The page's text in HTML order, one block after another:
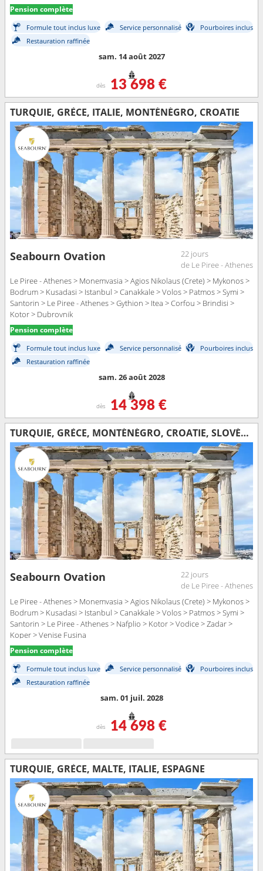
Pension complète
Formule tout inclus luxe Service personnalisé
Pourboires inclus
Restauration raffinée
sam. 14 août 2027
dès 13 698 €
TURQUIE, GRÈCE, ITALIE, MONTÉNÉGRO, CROATIE
Seabourn Ovation
22 jours
de Le Piree - Athenes
Le Piree - Athenes > Monemvasia > Agios Nikolaus (Crete) > Mykonos >
Bodrum > Kusadasi > Istanbul > Canakkale > Volos > Patmos > Symi >
Santorin > Le Piree - Athenes > Gythion > Itea > Corfou > Brindisi >
Kotor > Dubrovnik
Pension complète
Formule tout inclus luxe Service personnalisé
Pourboires inclus
Restauration raffinée
sam. 26 août 2028
dès 14 398 €
TURQUIE, GRÈCE, MONTÉNÉGRO, CROATIE, SLOVÉNIE, ITALIE
Seabourn Ovation
22 jours
de Le Piree - Athenes
Le Piree - Athenes > Monemvasia > Agios Nikolaus (Crete) > Mykonos >
Bodrum > Kusadasi > Istanbul > Canakkale > Volos > Patmos > Symi >
Santorin > Le Piree - Athenes > Nafplio > Kotor > Vodice > Zadar >
Koper > Venise Fusina
Pension complète
Formule tout inclus luxe Service personnalisé
Pourboires inclus
Restauration raffinée
sam. 01 juil. 2028
dès 14 698 €
TURQUIE, GRÈCE, MALTE, ITALIE, ESPAGNE